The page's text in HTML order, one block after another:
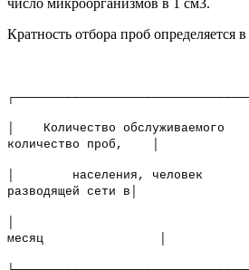
число микроорганизмов в 1 см3.
Кратность отбора проб определяется
│ Количество
количество проб, │
│ населения, человек
разводящей сети в│
месяц │